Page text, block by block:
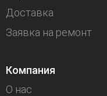
Доставка
Заявка на ремонт
Компания
О нас